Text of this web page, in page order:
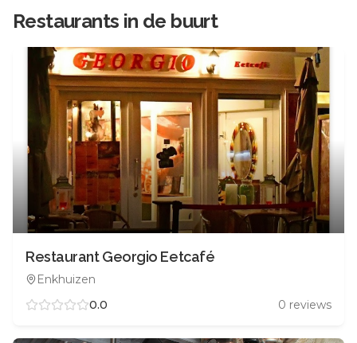
Restaurants in de buurt
Restaurant Georgio Eetcafé
Enkhuizen
0.0
0 reviews